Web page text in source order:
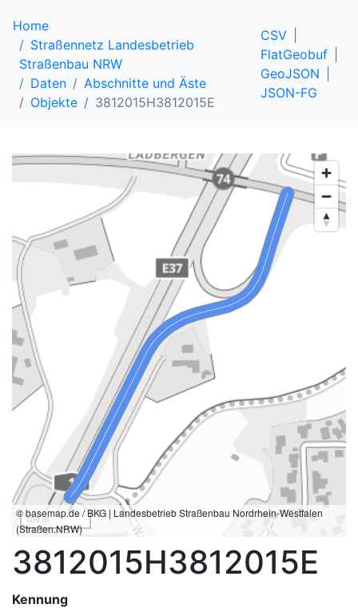
Home
Straßennetz Landesbetrieb
Straßenbau NRW
Daten
Abschnitte und Äste
Objekte
3812015H3812015E
CSV
FlatGeobuf
GeoJSON
JSON-FG
100 m
© basemap.de / BKG | Landesbetrieb Straßenbau Nordrhein-Westfalen
(Straßen.NRW)
3812015H3812015E
Kennung